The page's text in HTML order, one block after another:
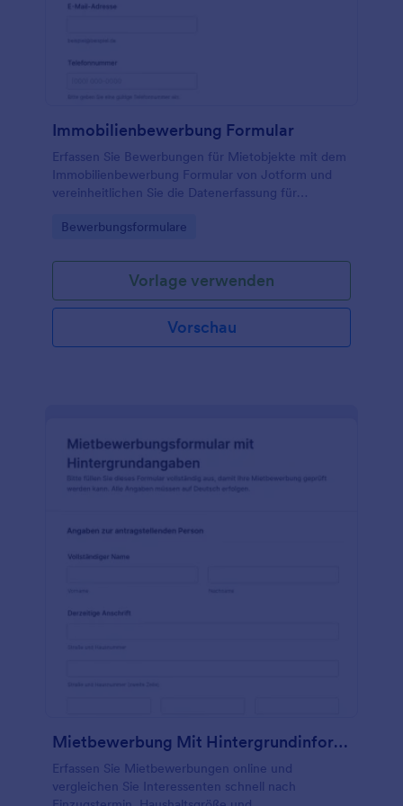
Immobilienbewerbung Formular
Erfassen Sie Bewerbungen für Mietobjekte mit dem
Immobilienbewerbung Formular von Jotform und
vereinheitlichen Sie die Datenerfassung für
Interessenten schneller zu vergleichen.
Go to Category:
Bewerbungsformulare
Vorlage verwenden
Vorschau
Mietbewerbung Mit Hintergrundinformationen Formular
Erfassen Sie Mietbewerbungen online und
vergleichen Sie Interessenten schnell nach